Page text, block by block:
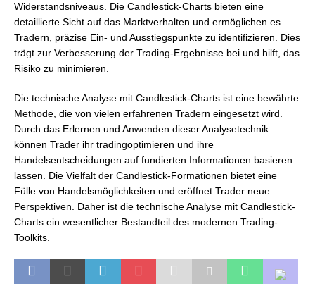
Widerstandsniveaus. Die Candlestick-Charts bieten eine
detaillierte Sicht auf das Marktverhalten und ermöglichen es
Tradern, präzise Ein- und Ausstiegspunkte zu identifizieren. Dies
trägt zur Verbesserung der Trading-Ergebnisse bei und hilft, das
Risiko zu minimieren.
Die technische Analyse mit Candlestick-Charts ist eine bewährte
Methode, die von vielen erfahrenen Tradern eingesetzt wird.
Durch das Erlernen und Anwenden dieser Analysetechnik
können Trader ihr tradingoptimieren und ihre
Handelsentscheidungen auf fundierten Informationen basieren
lassen. Die Vielfalt der Candlestick-Formationen bietet eine
Fülle von Handelsmöglichkeiten und eröffnet Trader neue
Perspektiven. Daher ist die technische Analyse mit Candlestick-
Charts ein wesentlicher Bestandteil des modernen Trading-
Toolkits.